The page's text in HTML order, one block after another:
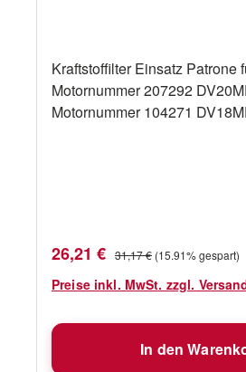
Kraftstoffilter Einsatz Patrone für
Motornummer 207292
Motornummer 104271
Verkaufspreis:
26,21 € Regulärer Preis:
31,17 € (15.91% gespart)
Preise inkl. MwSt. zzgl.
In den